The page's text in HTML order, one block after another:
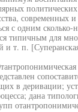
политических
с одним
типичным для
и т. п.
в деривации;
дана